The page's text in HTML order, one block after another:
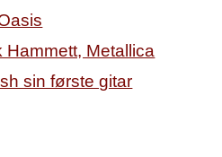
Hammett, Metallica
sin første gitar